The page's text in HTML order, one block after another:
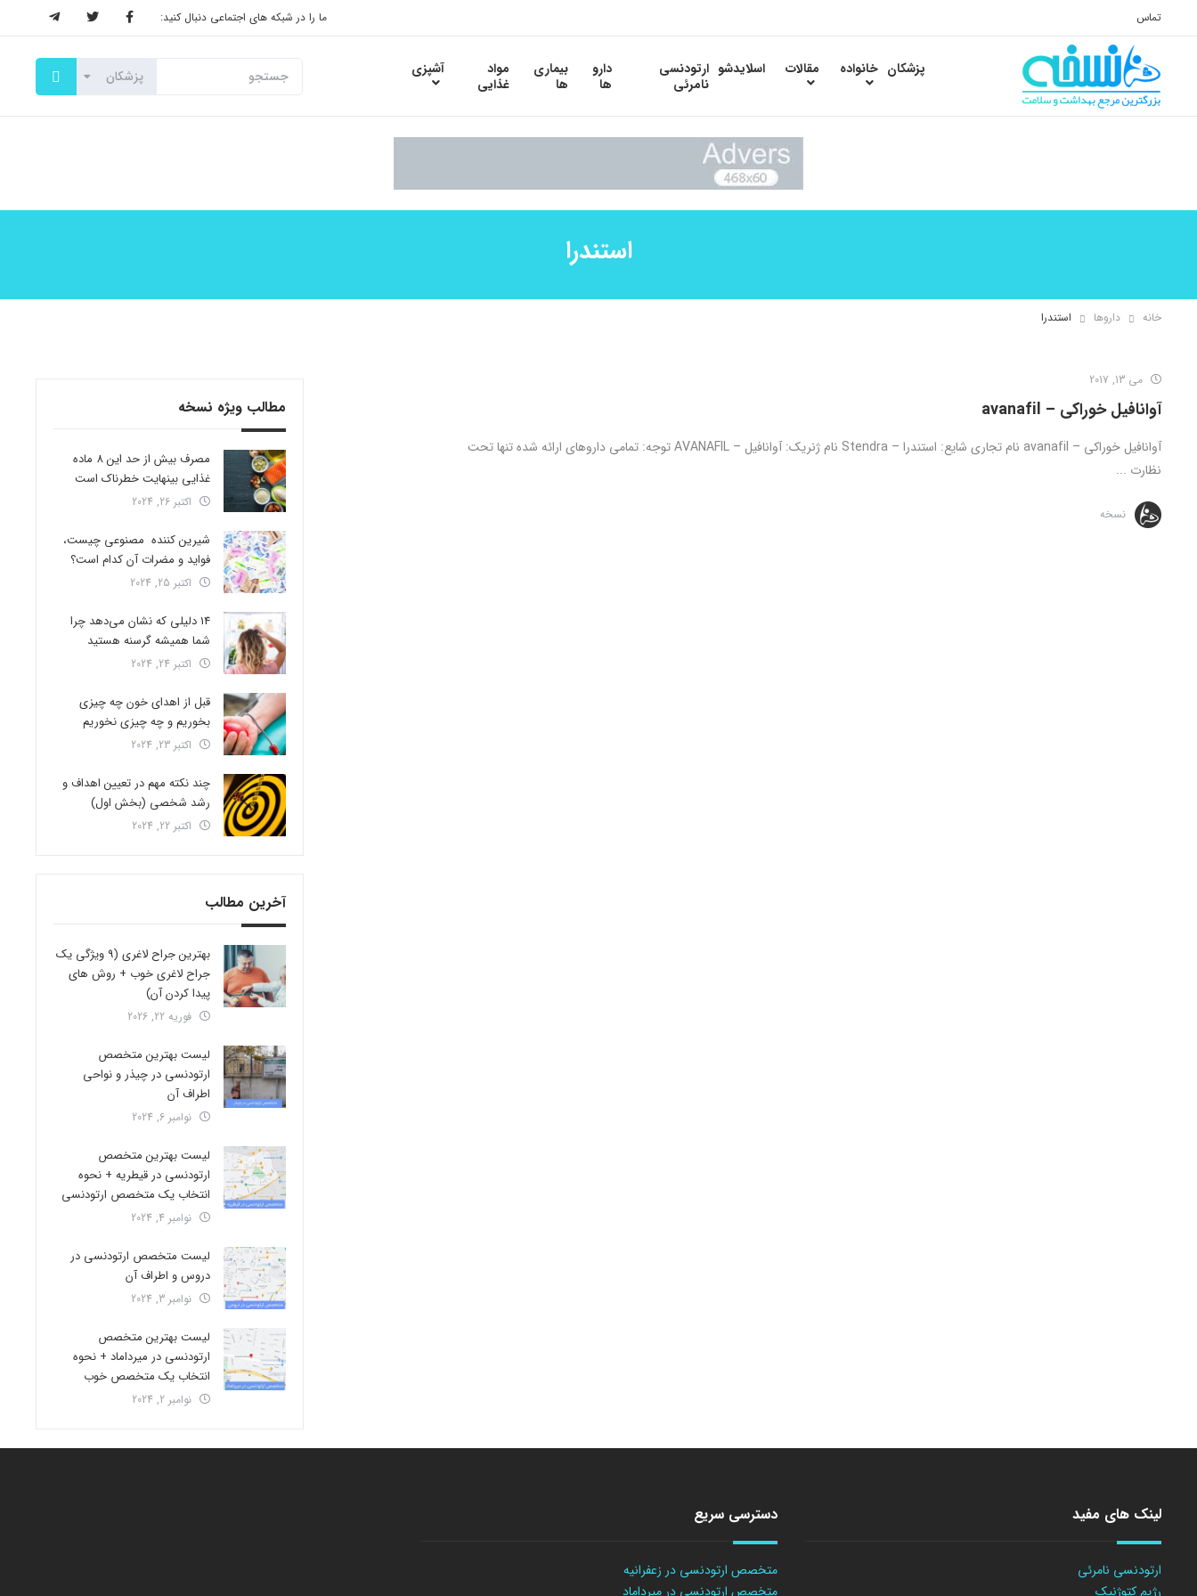
تماس ما را در شبکه های اجتماعی دنبال کنید:
پزشکان خانواده مقالات اسلایدشو ارتودنسی
نامرئی
دارو
ها
بیماری
ها
مواد
غذایی
آشپزی
استندرا
خانه داروها استندرا
می 13, 2017
آوانافیل خوراکی – avanafil
آوانافیل خوراکی – avanafil نام تجاری شایع: استندرا – Stendra نام ژنریک: آوانافیل – AVANAFIL توجه: تمامی داروهای ارائه شده تنها تحت
نظارت ...
نسخه
مطالب ویژه نسخه
مصرف بیش از حد این 8 ماده
غذایی بینهایت خطرناک است
اکتبر 26, 2024
شیرین کننده مصنوعی چیست،
فواید و مضرات آن کدام است؟
اکتبر 25, 2024
14 دلیلی که نشان می‌دهد چرا
شما همیشه گرسنه هستید
اکتبر 24, 2024
قبل از اهدای خون چه چیزی
بخوریم و چه چیزی نخوریم
اکتبر 23, 2024
چند نکته مهم در تعیین اهداف و
رشد شخصی (بخش اول)
اکتبر 22, 2024
آخرین مطالب
بهترین جراح لاغری (9 ویژگی یک
جراح لاغری خوب + روش های
پیدا کردن آن)
فوریه 22, 2026
لیست بهترین متخصص
ارتودنسی در چیذر و نواحی
اطراف آن
نوامبر 6, 2024
لیست بهترین متخصص
ارتودنسی در قیطریه + نحوه
انتخاب یک متخصص ارتودنسی
نوامبر 4, 2024
لیست متخصص ارتودنسی در
دروس و اطراف آن
نوامبر 3, 2024
لیست بهترین متخصص
ارتودنسی در میرداماد + نحوه
انتخاب یک متخصص خوب
نوامبر 2, 2024
لینک های مفید
ارتودنسی نامرئی
رژیم کتوژنیک
دسترسی سریع
متخصص ارتودنسی در زعفرانیه
متخصص ارتودنسی در میرداماد